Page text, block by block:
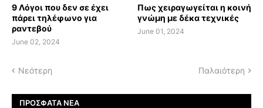
9 Λόγοι που δεν σε έχει
πάρει τηλέφωνο για
ραντεβού
June 02, 2024
Πως χειραγωγείται η κοινή
γνώμη με δέκα τεχνικές
June 01, 2024
Νεότερη Παλαιότερη
ΠΡΌΣΦΑΤΑ ΝΈΑ